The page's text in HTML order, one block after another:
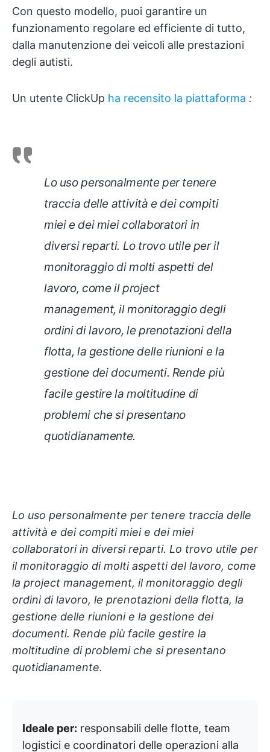
Con questo modello, puoi garantire un
funzionamento regolare ed efficiente di tutto,
dalla manutenzione dei veicoli alle prestazioni
degli autisti.
Un utente ClickUp ha recensito la piattaforma :
Lo uso personalmente per tenere
traccia delle attività e dei compiti
miei e dei miei collaboratori in
diversi reparti. Lo trovo utile per il
monitoraggio di molti aspetti del
lavoro, come il project
management, il monitoraggio degli
ordini di lavoro, le prenotazioni della
flotta, la gestione delle riunioni e la
gestione dei documenti. Rende più
facile gestire la moltitudine di
problemi che si presentano
quotidianamente.
Lo uso personalmente per tenere traccia delle
attività e dei compiti miei e dei miei
collaboratori in diversi reparti. Lo trovo utile per
il monitoraggio di molti aspetti del lavoro, come
la project management, il monitoraggio degli
ordini di lavoro, le prenotazioni della flotta, la
gestione delle riunioni e la gestione dei
documenti. Rende più facile gestire la
moltitudine di problemi che si presentano
quotidianamente.
Ideale per: responsabili delle flotte, team
logistici e coordinatori delle operazioni alla